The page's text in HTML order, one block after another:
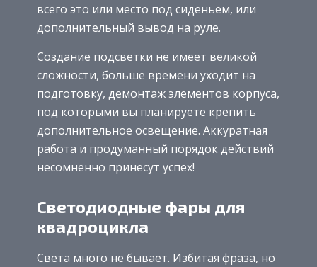
всего это или место под сиденьем, или
дополнительный вывод на руле.
Создание подсветки не имеет великой
сложности, больше времени уходит на
подготовку, демонтаж элементов корпуса,
под которыми вы планируете крепить
дополнительное освещение. Аккуратная
работа и продуманный порядок действий
несомненно принесут успех!
Светодиодные фары для
квадроцикла
Света много не бывает. Избитая фраза, но